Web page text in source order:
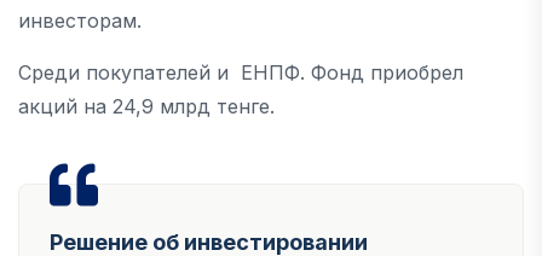
инвесторам.
Среди покупателей и ЕНПФ. Фонд приобрел
акций на 24,9 млрд тенге.
Решение об инвестировании